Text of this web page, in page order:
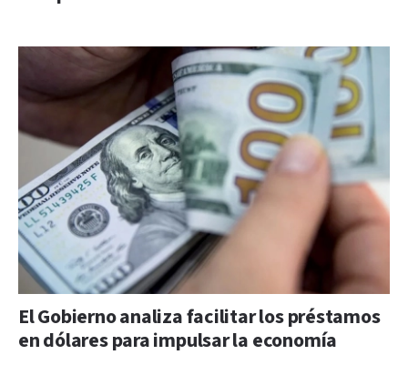
El Gobierno analiza facilitar los préstamos
en dólares para impulsar la economía